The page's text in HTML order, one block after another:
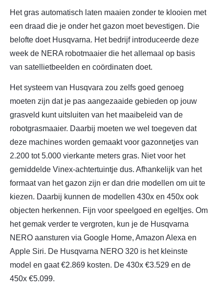
Het gras automatisch laten maaien zonder te klooien met
een draad die je onder het gazon moet bevestigen. Die
belofte doet Husqvarna. Het bedrijf introduceerde deze
week de NERA robotmaaier die het allemaal op basis
van satellietbeelden en coördinaten doet.
Het systeem van Husqvara zou zelfs goed genoeg
moeten zijn dat je pas aangezaaide gebieden op jouw
grasveld kunt uitsluiten van het maaibeleid van de
robotgrasmaaier. Daarbij moeten we wel toegeven dat
deze machines worden gemaakt voor gazonnetjes van
2.200 tot 5.000 vierkante meters gras. Niet voor het
gemiddelde Vinex-achtertuintje dus. Afhankelijk van het
formaat van het gazon zijn er dan drie modellen om uit te
kiezen. Daarbij kunnen de modellen 430x en 450x ook
objecten herkennen. Fijn voor speelgoed en egeltjes. Om
het gemak verder te vergroten, kun je de Husqvarna
NERO aansturen via Google Home, Amazon Alexa en
Apple Siri. De Husqvarna NERO 320 is het kleinste
model en gaat €2.869 kosten. De 430x €3.529 en de
450x €5.099.